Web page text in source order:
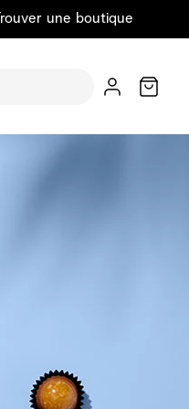
une boutique
Chariot